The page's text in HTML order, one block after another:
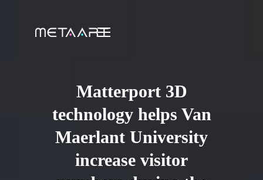
Matterport 3D
technology helps Van
Maerlant University
increase visitor